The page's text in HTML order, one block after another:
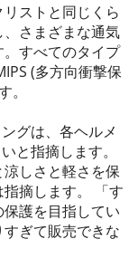
ストと同じくら
さまざまな通気
すべてのタイプ
(多方向衝撃保
グは、各ヘルメ
と指摘します。
涼しさと軽さを保
摘します。 「す
護を目指してい
ぎて販売できな